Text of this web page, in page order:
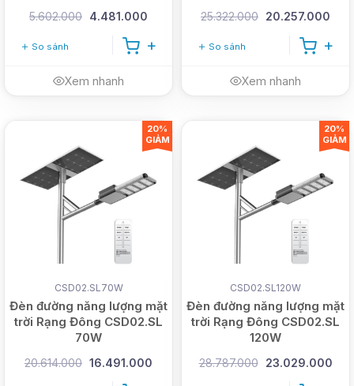
5.602.000 4.481.000
So sánh
Xem nhanh
25.322.000 20.257.000
So sánh
Xem nhanh
CSD02.SL70W
Đèn đường năng lượng mặt
trời Rạng Đông CSD02.SL
70W
20.614.000 16.491.000
20%
GIẢM
CSD02.SL120W
Đèn đường năng lượng mặt
trời Rạng Đông CSD02.SL
120W
28.787.000 23.029.000
20%
GIẢM